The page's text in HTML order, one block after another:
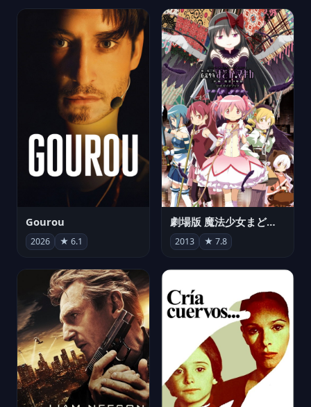
Gourou
2026 ★ 6.1
劇場版 魔法少女まどか☆マギカ[新編]叛逆の物語
2013 ★ 7.8